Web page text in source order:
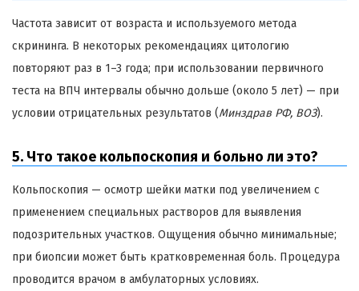
Частота зависит от возраста и используемого метода
скрининга. В некоторых рекомендациях цитологию
повторяют раз в 1–3 года; при использовании первичного
теста на ВПЧ интервалы обычно дольше (около 5 лет) — при
условии отрицательных результатов (Минздрав РФ, ВОЗ).
5. Что такое кольпоскопия и больно ли это?
Кольпоскопия — осмотр шейки матки под увеличением с
применением специальных растворов для выявления
подозрительных участков. Ощущения обычно минимальные;
при биопсии может быть кратковременная боль. Процедура
проводится врачом в амбулаторных условиях.